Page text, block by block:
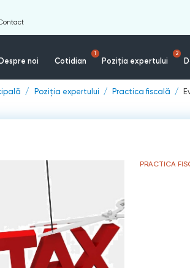
Despre noi Cotidian
1
Poziția expertului
2
Poziția expertului Practica fiscală
PRACTICA